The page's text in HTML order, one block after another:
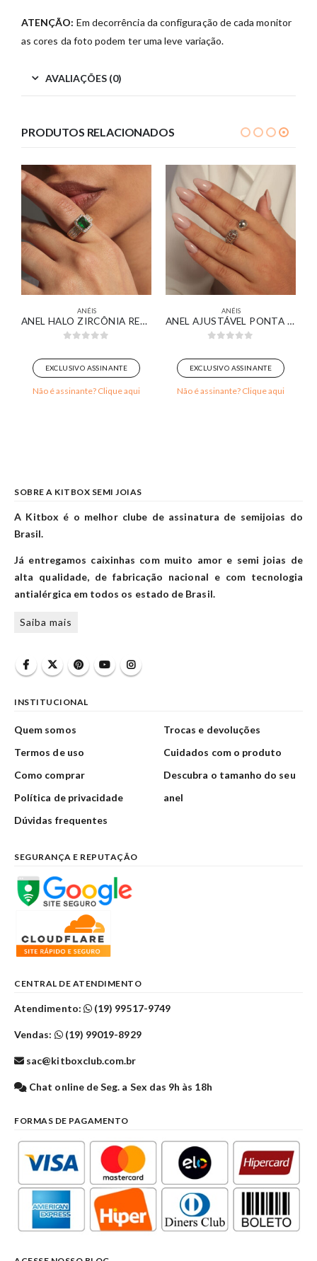
ATENÇÃO: Em decorrência da configuração de cada monitor
as cores da foto podem ter uma leve variação.
AVALIAÇÕES (0)
PRODUTOS RELACIONADOS
ANÉIS
ANEL HALO ZIRCÔNIA RETANGULAR ESMERALDA BANHADO EM OURO 18K
EXCLUSIVO ASSINANTE
Não é assinante? Clique aqui
ANÉIS
ANEL AJUSTÁVEL PONTA VAZADA E PONTA LISA BANHADO EM OURO BRANCO
EXCLUSIVO ASSINANTE
Não é assinante? Clique aqui
SOBRE A KITBOX SEMI JOIAS
A Kitbox é o melhor clube de assinatura de semijoias do
Brasil.
Já entregamos caixinhas com muito amor e semi joias de
alta qualidade, de fabricação nacional e com tecnologia
antialérgica em todos os estado de Brasil.
Saiba mais
INSTITUCIONAL
Quem somos
Termos de uso
Como comprar
Política de privacidade
Dúvidas frequentes
Trocas e devoluções
Cuidados com o produto
Descubra o tamanho do seu
anel
SEGURANÇA E REPUTAÇÃO
CENTRAL DE ATENDIMENTO
Atendimento: (19) 99517-9749
Vendas: (19) 99019-8929
sac@kitboxclub.com.br
Chat online de Seg. a Sex das 9h às 18h
FORMAS DE PAGAMENTO